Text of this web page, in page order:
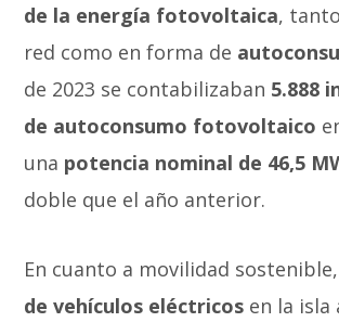
de la energía fotovoltaica,
red como en forma de
de 2023 se contabilizaban 5.888
de autoconsumo fotovoltaico
una potencia nominal de 46,5
doble que el año anterior.
En cuanto a movilidad
de vehículos eléctricos en la isla